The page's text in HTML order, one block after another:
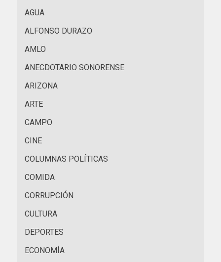
AGUA
ALFONSO DURAZO
AMLO
ANECDOTARIO SONORENSE
ARIZONA
ARTE
CAMPO
CINE
COLUMNAS POLÍTICAS
COMIDA
CORRUPCIÓN
CULTURA
DEPORTES
ECONOMÍA